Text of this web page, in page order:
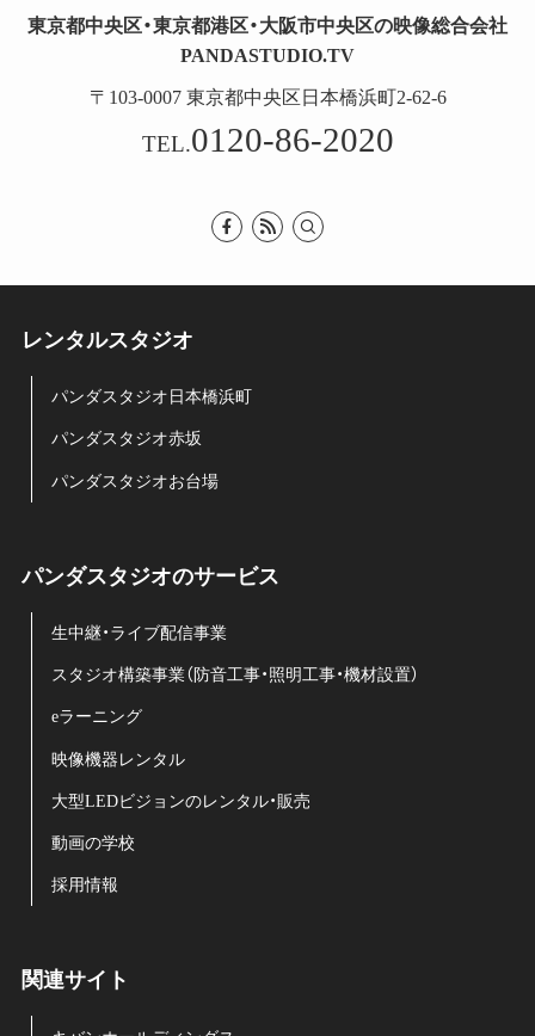
東京都中央区・東京都港区・大阪市中央区の映像総合会社
PANDASTUDIO.TV
〒103-0007 東京都中央区日本橋浜町2-62-6
TEL.0120-86-2020
レンタルスタジオ
パンダスタジオ日本橋浜町
パンダスタジオ赤坂
パンダスタジオお台場
パンダスタジオのサービス
生中継・ライブ配信事業
スタジオ構築事業（防音工事・照明工事・機材設置）
eラーニング
映像機器レンタル
大型LEDビジョンのレンタル・販売
動画の学校
採用情報
関連サイト